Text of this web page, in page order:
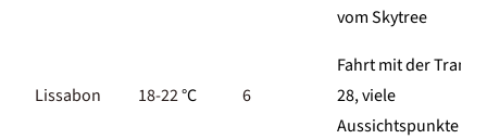
vom Skytree
Lissabon 18-22°C 6
Fahrt mit der Tram
28, viele
Aussichtspunkte